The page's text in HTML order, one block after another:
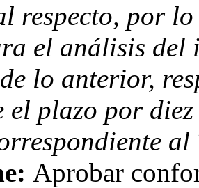
respecto, por
el análisis del
lo anterior,
el plazo por
Aprobar